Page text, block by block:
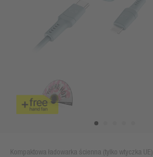
Kompaktowa ładowarka ścienna (tylko wtyczka UE)